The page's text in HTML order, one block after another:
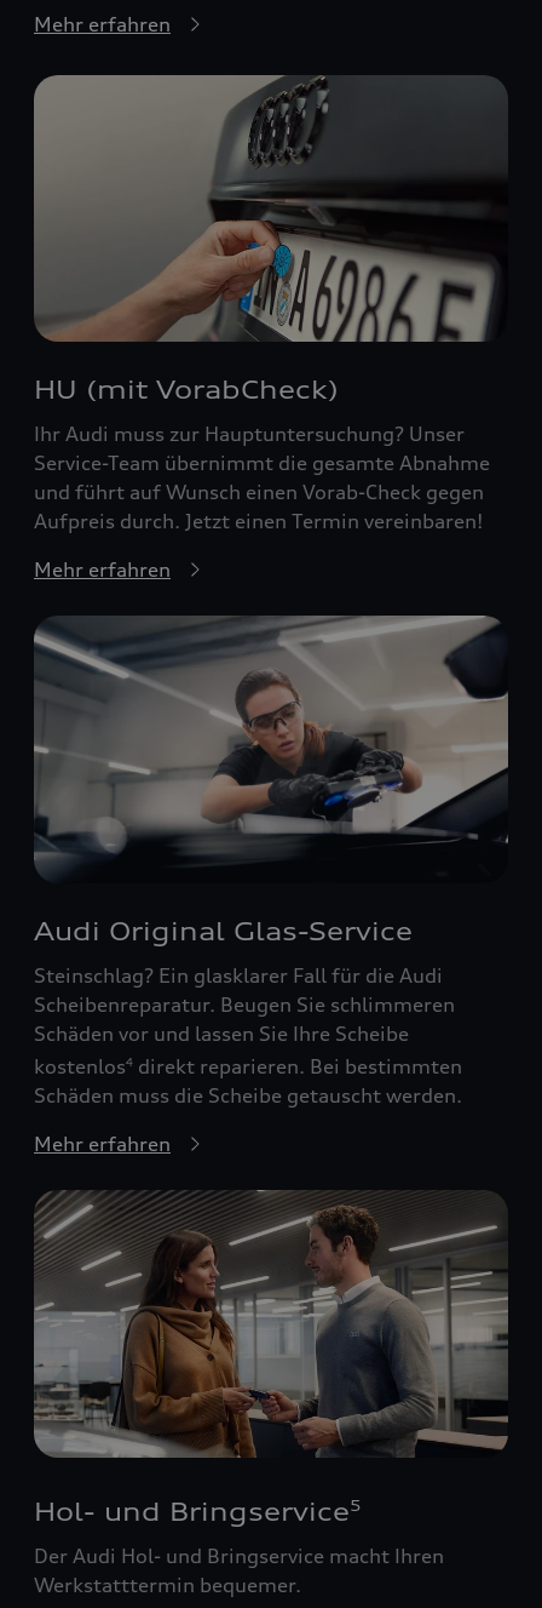
Mehr erfahren
HU (mit VorabCheck)
Ihr Audi muss zur Hauptuntersuchung? Unser
Service-Team übernimmt die gesamte Abnahme
und führt auf Wunsch einen Vorab-Check gegen
Aufpreis durch. Jetzt einen Termin vereinbaren!
Mehr erfahren
Audi Original Glas-Service
Steinschlag? Ein glasklarer Fall für die Audi
Scheibenreparatur. Beugen Sie schlimmeren
Schäden vor und lassen Sie Ihre Scheibe
kostenlos4 direkt reparieren. Bei bestimmten
Schäden muss die Scheibe getauscht werden.
Mehr erfahren
Hol- und Bringservice5
Der Audi Hol- und Bringservice macht Ihren
Werkstatttermin bequemer.